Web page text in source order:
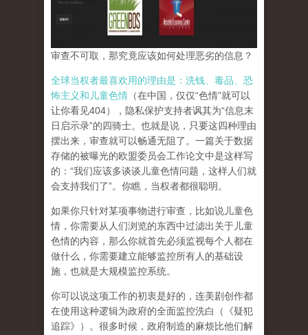
审查不可取，那究竟应该如何处理恶劣的信息？
全球当权者最喜欢用的理由是：洗钱、毒品、恐
怖主义和儿童色情 （在中国，仅仅“色情”就可以
让你看见404），隐私保护支持者讽其为“信息末
日启示录”的四骑士。也就是说，只要这四种理由
摆出来，审查就可以畅通无阻了。一篇关于数据
存储的被曝光的欧盟委员会工作论文中是这样写
的：“我们应该多谈谈儿童色情问题，这样人们就
会支持我们了”。你瞧，当权者都很聪明。
如果你只针对某项事物进行审查，比如说儿童色
情，你需要从人们浏览的东西中过滤出关于儿童
色情的内容，那么你就首先必须监视每个人都在
做什么，你需要建立能够监控所有人的基础设
施，也就是大规模监控系统。
你可以说这项工作的初衷是好的，连美剧创作都
在使用这种逻辑为政府的全面监控洗白（《疑犯
追踪》）。 很多时候，政府制造的麻烦比他们解